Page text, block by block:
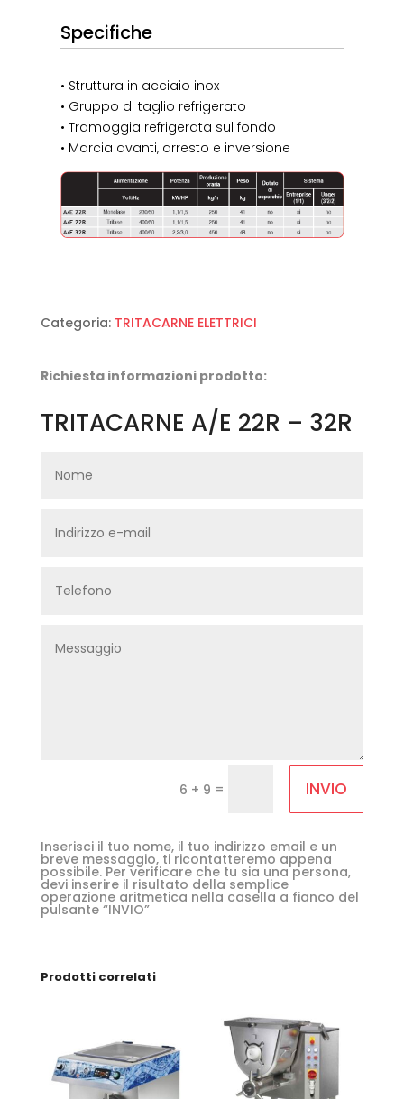
Specifiche
• Struttura in acciaio inox
• Gruppo di taglio refrigerato
• Tramoggia refrigerata sul fondo
• Marcia avanti, arresto e inversione
Categoria: TRITACARNE ELETTRICI
Richiesta informazioni prodotto:
TRITACARNE A/E 22R – 32R
6 + 9 = INVIO
Inserisci il tuo nome, il tuo indirizzo email e un
breve messaggio, ti ricontatteremo appena
possibile. Per verificare che tu sia una persona,
devi inserire il risultato della semplice
operazione aritmetica nella casella a fianco del
pulsante “INVIO”
Prodotti correlati